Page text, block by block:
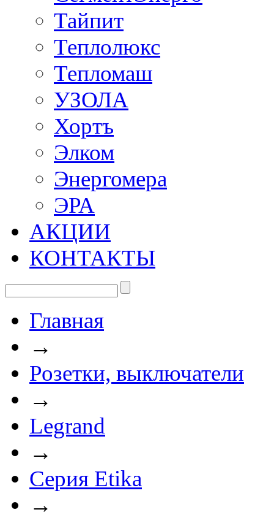
Тайпит
Теплолюкс
Тепломаш
УЗОЛА
Хортъ
Элком
Энергомера
ЭРА
АКЦИИ
КОНТАКТЫ
Главная
→
Розетки, выключатели
→
Legrand
→
Серия Etika
→